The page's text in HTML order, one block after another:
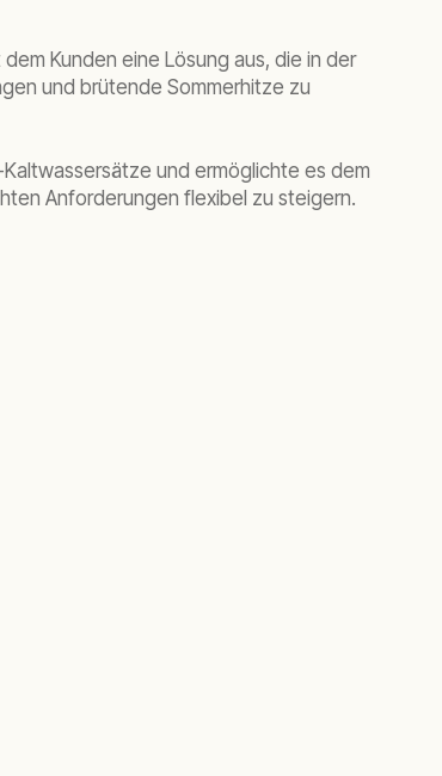
Kunden eine Lösung aus, die in der
und brütende Sommerhitze zu
und ermöglichte es dem
Anforderungen flexibel zu steigern.